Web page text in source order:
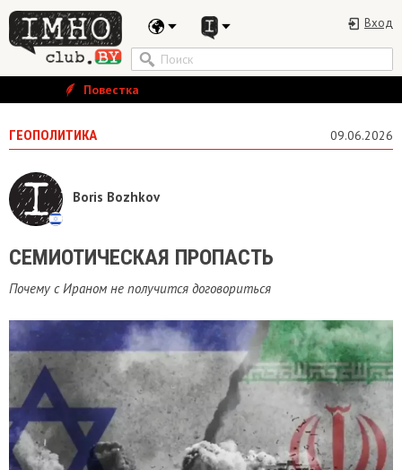
Вход
Повестка
ГЕОПОЛИТИКА 09.06.2026
Boris Bozhkov
СЕМИОТИЧЕСКАЯ ПРОПАСТЬ
Почему с Ираном не получится договориться